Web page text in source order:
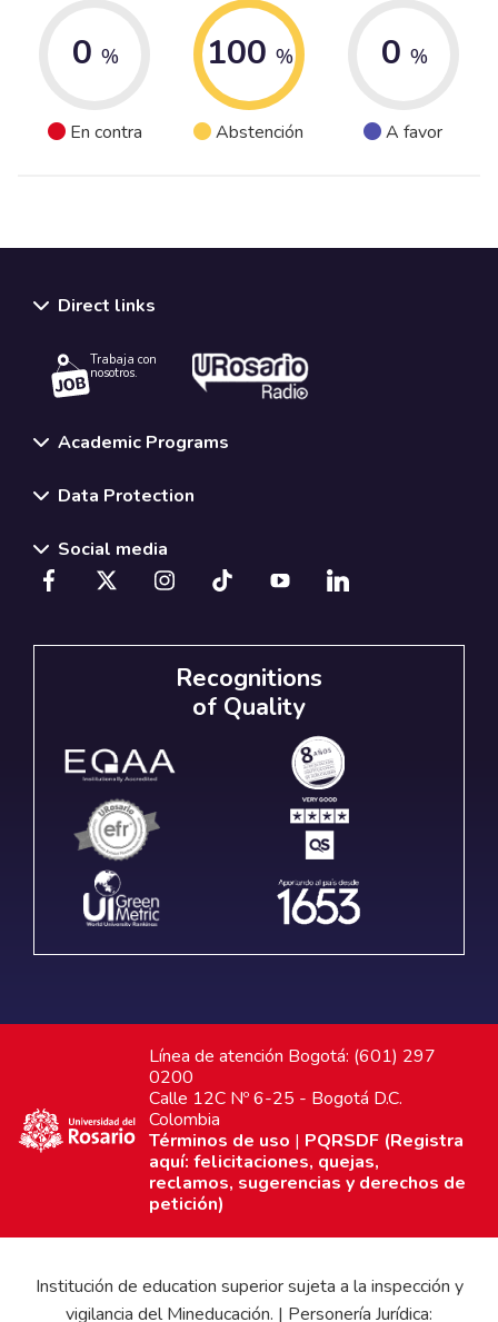
0 %
En contra
100 %
Abstención
0 %
A favor
Direct links
Trabaja con
nosotros.
Academic Programs
Data Protection
Social media
Recognitions
of Quality
Línea de atención Bogotá: (601) 297
0200
Calle 12C Nº 6-25 - Bogotá D.C.
Colombia
Términos de uso | PQRSDF (Registra
aquí: felicitaciones, quejas,
reclamos, sugerencias y derechos de
petición)
Institución de education superior sujeta a la inspección y
vigilancia del Mineducación. | Personería Jurídica: